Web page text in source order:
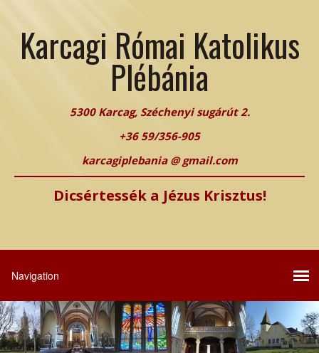
Karcagi Római Katolikus
Plébánia
5300 Karcag, Széchenyi sugárút 2.
+36 59/356-905
karcagiplebania @ gmail.com
Dicsértessék a Jézus Krisztus!